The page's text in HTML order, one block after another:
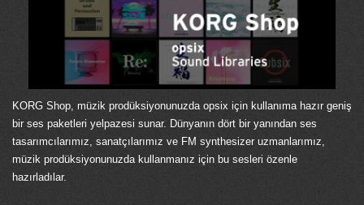
KORG Shop, müzik prodüksiyonunuzda opsix için kullanıma hazır geniş
bir ses paketleri yelpazesi sunar. Dünyanın dört bir yanından ses
tasarımcılarımız, sanatçılarımız ve FM synthesizer uzmanlarımız,
müzik prodüksiyonunuzda kullanmanız için bu sesleri özenle
hazırladılar.